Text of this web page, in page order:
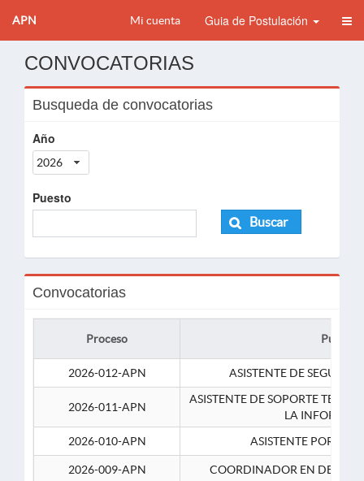
APN Mi cuenta Guia de Postulación
CONVOCATORIAS
Busqueda de convocatorias
Año
2026
Puesto
Buscar
Convocatorias
Proceso Puesto
2026-012-APN ASISTENTE DE
2026-011-APN
ASISTENTE DE SOPORTE
LA
2026-010-APN
ASISTENTE
2026-009-APN COORDINADOR EN